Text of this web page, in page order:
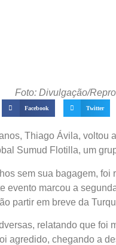
Foto: Divulgação/
Facebook Twitter
Thiago Ávila, voltou
Sumud Flotilla, um
sem sua bagagem,
evento marcou a
partir em breve da
relatando que foi
agredido, chegando a